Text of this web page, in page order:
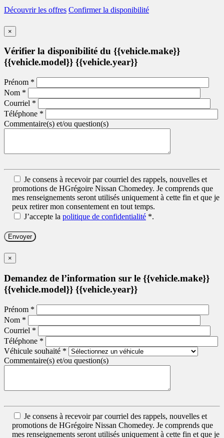
Découvrir les offres Confirmer la disponibilité
×
Vérifier la disponibilité du {{vehicle.make}}
{{vehicle.model}} {{vehicle.year}}
Prénom *
Nom *
Courriel *
Téléphone *
Commentaire(s) et/ou question(s)
Je consens à recevoir par courriel des rappels, nouvelles et
promotions de HGrégoire Nissan Chomedey. Je comprends que
mes renseignements seront utilisés uniquement à cette fin et que je
peux retirer mon consentement en tout temps.
J’accepte la politique de confidentialité *.
×
Demandez de l’information sur le {{vehicle.make}}
{{vehicle.model}} {{vehicle.year}}
Prénom *
Nom *
Courriel *
Téléphone *
Véhicule souhaité *
Commentaire(s) et/ou question(s)
Je consens à recevoir par courriel des rappels, nouvelles et
promotions de HGrégoire Nissan Chomedey. Je comprends que
mes renseignements seront utilisés uniquement à cette fin et que je